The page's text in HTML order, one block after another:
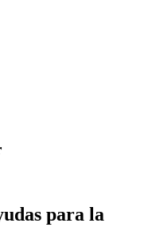
para la